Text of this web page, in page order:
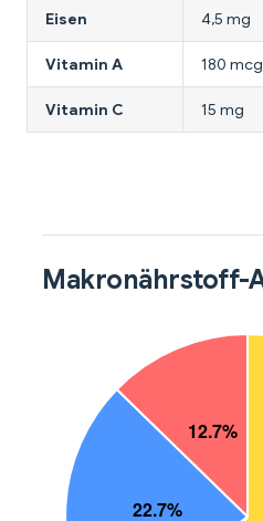
Eisen 4,5 mg
Vitamin A 180 mcg
Vitamin C 15 mg
Makronährstoff-